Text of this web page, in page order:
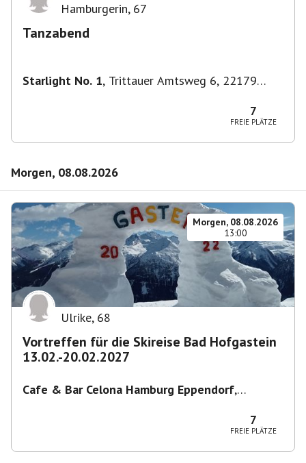
Hamburgerin, 67
Tanzabend
Starlight No. 1, Trittauer Amtsweg 6, 22179
7
FREIE PLÄTZE
Morgen, 08.08.2026
Morgen, 08.08.2026
13:00
Ulrike, 68
Vortreffen für die Skireise Bad Hofgastein
13.02.-20.02.2027
Cafe & Bar Celona Hamburg Eppendorf,
7
FREIE PLÄTZE